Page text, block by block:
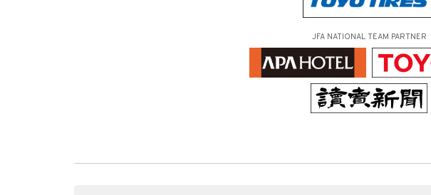
JFA NATIONAL TEAM PARTNER